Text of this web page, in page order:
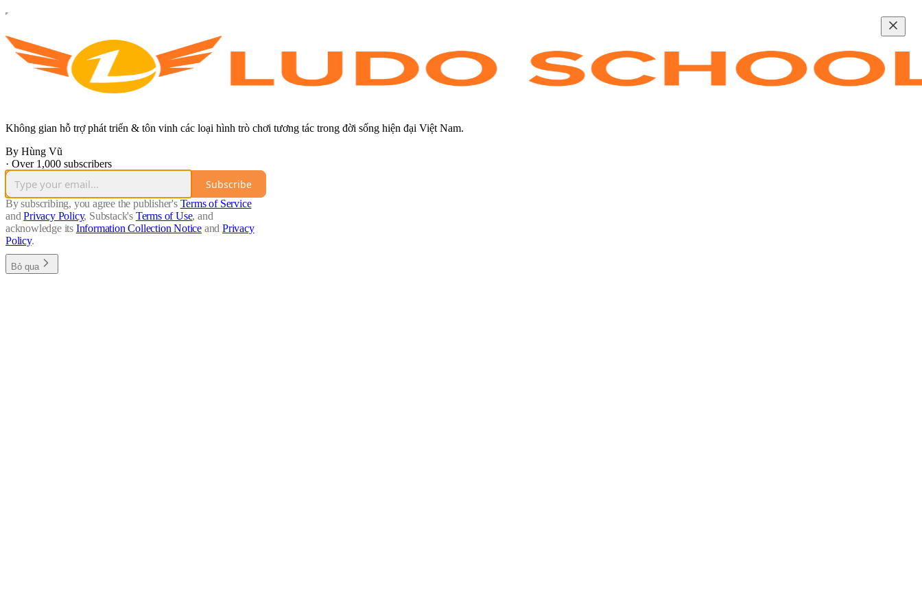
Không gian hỗ trợ phát triển & tôn vinh các loại hình trò chơi tương tác trong đời sống hiện đại Việt Nam.
By Hùng Vũ
· Over 1,000 subscribers
Subscribe
By subscribing, you agree the publisher's Terms of Service
and Privacy Policy, Substack's Terms of Use, and
acknowledge its Information Collection Notice and Privacy
Policy.
Bỏ qua